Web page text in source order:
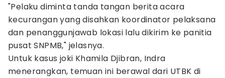
"Pelaku diminta tanda tangan berita acara
kecurangan yang disahkan koordinator pelaksana
dan penanggunjawab lokasi lalu dikirim ke panitia
pusat SNPMB," jelasnya.
Untuk kasus joki Khamila Djibran, Indra
menerangkan, temuan ini berawal dari UTBK di